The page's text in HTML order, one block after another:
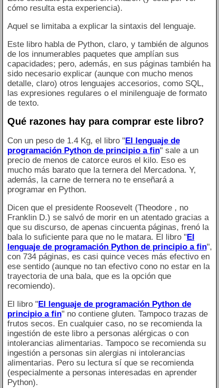
cómo resulta esta experiencia).
Aquel se limitaba a explicar la sintaxis del lenguaje.
Este libro habla de Python, claro, y también de algunos
de los innumerables paquetes que amplían sus
capacidades; pero, además, en sus páginas también ha
sido necesario explicar (aunque con mucho menos
detalle, claro) otros lenguajes accesorios, como SQL,
las expresiones regulares o el minilenguaje de formato
de texto.
Qué razones hay para comprar este libro?
Con un peso de 1.4 Kg, el libro "El lenguaje de
programación Python de principio a fin" sale a un
precio de menos de catorce euros el kilo. Eso es
mucho más barato que la ternera del Mercadona. Y,
además, la carne de ternera no te enseñará a
programar en Python.
Dicen que el presidente Roosevelt (Theodore , no
Franklin D.) se salvó de morir en un atentado gracias a
que su discurso, de apenas cincuenta páginas, frenó la
bala lo suficiente para que no le matara. El libro "El
lenguaje de programación Python de principio a fin",
con 734 páginas, es casi quince veces más efectivo en
ese sentido (aunque no tan efectivo cono no estar en la
trayectoria de una bala, que es la opción que
recomiendo).
El libro "El lenguaje de programación Python de
principio a fin" no contiene gluten. Tampoco trazas de
frutos secos. En cualquier caso, no se recomienda la
ingestión de este libro a personas alérgicas o con
intolerancias alimentarias. Tampoco se recomienda su
ingestión a personas sin alergias ni intolerancias
alimentarias. Pero su lectura sí que se recomienda
(especialmente a personas interesadas en aprender
Python).